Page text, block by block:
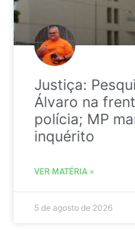
Justiça:
Álvaro na
polícia; MP
inquérito
VER MATÉRIA »
5 de agosto de 2026